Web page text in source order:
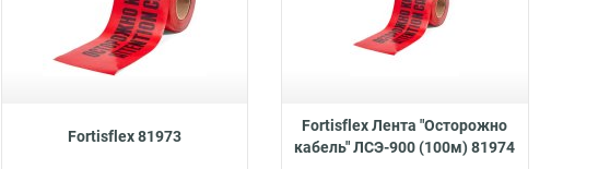
Fortisflex 81973
Fortisflex Лента "Осторожно
кабель" ЛСЭ-900 (100м) 81974